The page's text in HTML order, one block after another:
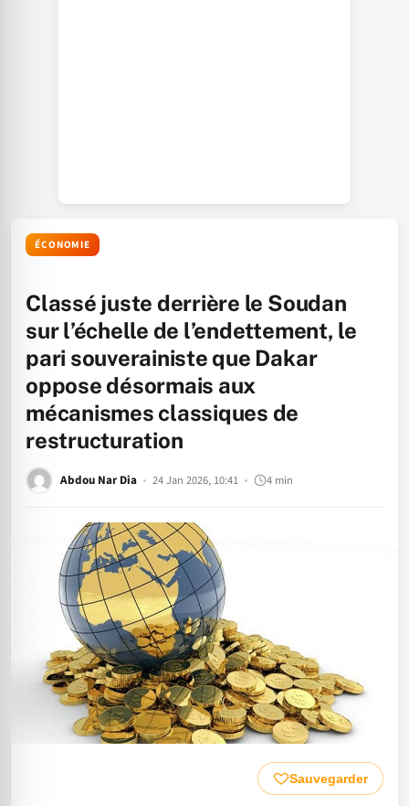
ÉCONOMIE
Classé juste derrière le Soudan
sur l’échelle de l’endettement, le
pari souverainiste que Dakar
oppose désormais aux
mécanismes classiques de
restructuration
Abdou Nar Dia 24 Jan 2026, 10:41 4 min
Sauvegarder